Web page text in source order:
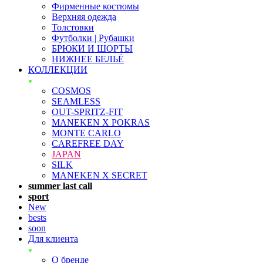
Фирменные костюмы
Верхняя одежда
Толстовки
Футболки | Рубашки
БРЮКИ И ШОРТЫ
НИЖНЕЕ БЕЛЬЁ
КОЛЛЕКЦИИ
COSMOS
SEAMLESS
OUT-SPRITZ-FIT
MANEKEN X POKRAS
MONTE CARLO
CAREFREE DAY
JAPAN
SILK
MANEKEN X SECRET
summer last call
sport
New
bests
soon
Для клиента
О бренде